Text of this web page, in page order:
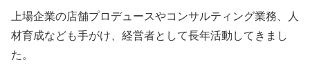
上場企業の店舗プロデュースやコンサルティング業務、人
材育成なども手がけ、経営者として長年活動してきまし
た。